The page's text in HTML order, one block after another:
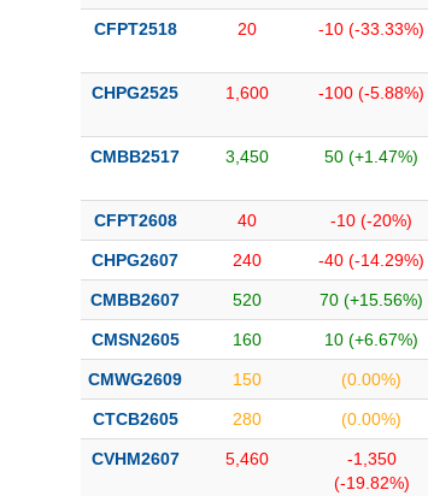
CFPT2518 20 -10 (-33.33%)
CHPG2525 1,600 -100 (-5.88%)
CMBB2517 3,450 50 (+1.47%)
CFPT2608 40 -10 (-20%)
CHPG2607 240 -40 (-14.29%)
CMBB2607 520 70 (+15.56%)
CMSN2605 160 10 (+6.67%)
CMWG2609 150 (0.00%)
CTCB2605 280 (0.00%)
CVHM2607 5,460
-1,350
(-19.82%)